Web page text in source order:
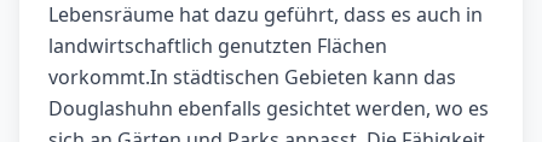
Lebensräume hat dazu geführt, dass es auch in
landwirtschaftlich genutzten Flächen
vorkommt.In städtischen Gebieten kann das
Douglashuhn ebenfalls gesichtet werden, wo es